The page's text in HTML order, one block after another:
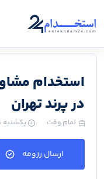
استخدام
در پرند تهران
تمام وقت یکشنبه ۲۸ بهمن ۱۴۰۳
ارسال رزومه